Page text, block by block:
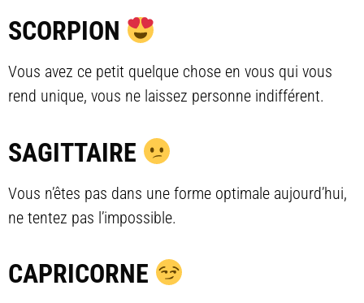
SCORPION
Vous avez ce petit quelque chose en vous qui vous
rend unique, vous ne laissez personne indifférent.
SAGITTAIRE
Vous n’êtes pas dans une forme optimale aujourd’hui,
ne tentez pas l’impossible.
CAPRICORNE